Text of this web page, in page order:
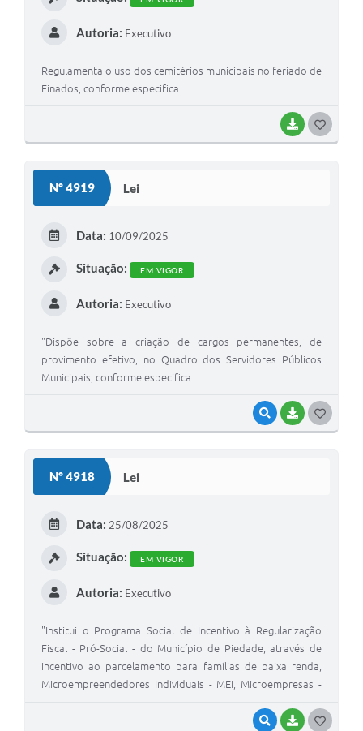
BAIXAR
Autoria: Executivo
Regulamenta o uso dos cemitérios municipais no feriado de
Finados, conforme especifica
Nº 4919 Lei
VISUALIZAR
BAIXAR
Data: 10/09/2025
Situação: EM VIGOR
Autoria: Executivo
"Dispõe sobre a criação de cargos permanentes, de
provimento efetivo, no Quadro dos Servidores Públicos
Municipais, conforme especifica.
Nº 4918 Lei
VISUALIZAR
BAIXAR
Data: 25/08/2025
Situação: EM VIGOR
Autoria: Executivo
"Institui o Programa Social de Incentivo à Regularização
Fiscal - Pró-Social - do Município de Piedade, através de
incentivo ao parcelamento para famílias de baixa renda,
Microempreendedores Individuais - MEI, Microempresas -
prazo previsto para pagamento, e dá outras providências